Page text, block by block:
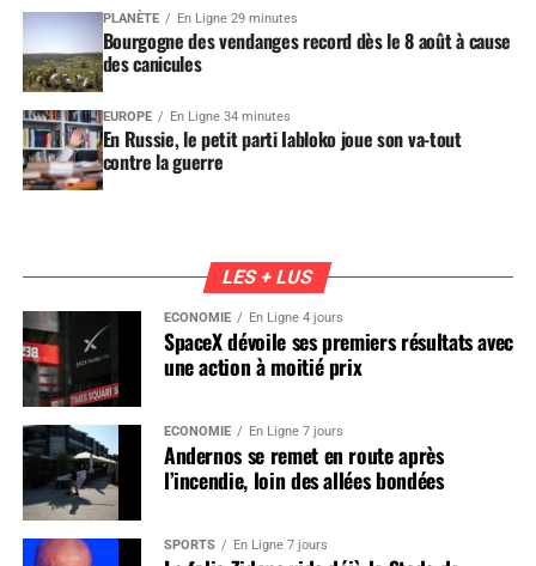
PLANÈTE En Ligne 29 minutes
Bourgogne des vendanges record dès le 8 août à cause
des canicules
EUROPE En Ligne 34 minutes
En Russie, le petit parti Iabloko joue son va-tout
contre la guerre
LES + LUS
ÉCONOMIE En Ligne 4 jours
SpaceX dévoile ses premiers résultats avec
une action à moitié prix
ÉCONOMIE En Ligne 7 jours
Andernos se remet en route après
l’incendie, loin des allées bondées
SPORTS En Ligne 7 jours